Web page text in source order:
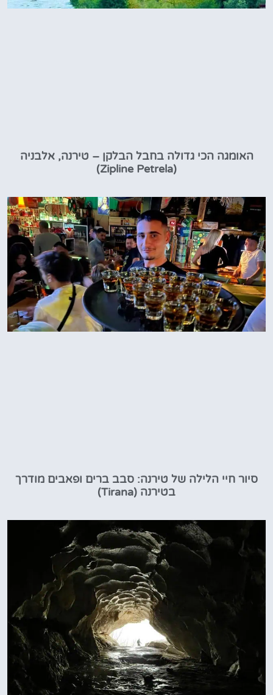
האומגה הכי גדולה בחבל הבלקן – טירנה, אלבניה
(Zipline Petrela)
סיור חיי הלילה של טירנה: סבב ברים ופאבים מודרך
בטירנה (Tirana)